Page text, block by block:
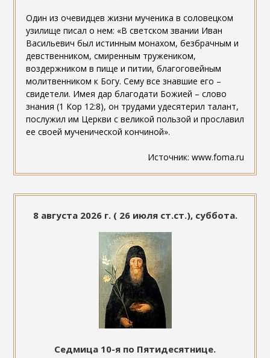
Один из очевидцев жизни мученика в соловецком
узилище писал о нем: «В светском звании Иван
Васильевич был истинным монахом, безбрачным и
девственником, смиренным тружеником,
воздержником в пище и питии, благоговейным
молитвенником к Богу. Сему все знавшие его –
свидетели. Имея дар благодати Божией – слово
знания (1 Кор 12:8), он трудами удесятерил талант,
послужил им Церкви с великой пользой и прославил
ее своей мученической кончиной».
Источник: www.foma.ru
8 августа 2026 г. ( 26 июля ст.ст.), суббота.
Седмица 10-я по Пятидесятнице.